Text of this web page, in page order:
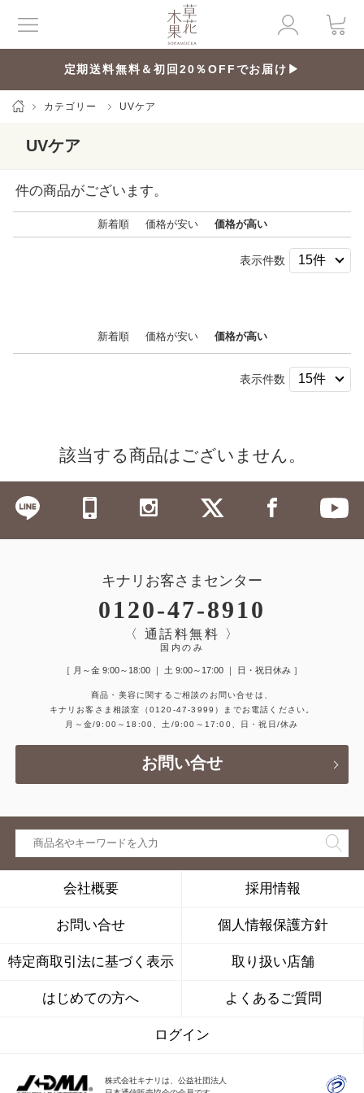
定期送料無料＆初回20％OFFでお届け▶
カテゴリー UVケア
UVケア
件の商品がございます。
新着順 価格が安い 価格が高い
表示件数
新着順 価格が安い 価格が高い
表示件数
該当する商品はございません。
キナリお客さまセンター
0120-47-8910
〈 通話料無料 〉
国内のみ
［ 月～金 9:00～18:00 ｜ 土 9:00～17:00 ｜ 日・祝日休み ］
商品・美容に関するご相談のお問い合せは、
キナリお客さま相談室
（0120-47-3999）
までお電話ください。
月～金/9:00～18:00、土/9:00～17:00、日・祝日/休み
お問い合せ
会社概要 採用情報
お問い合せ 個人情報保護方針
特定商取引法に基づく表示 取り扱い店舗
はじめての方へ よくあるご質問
ログイン
株式会社キナリは、公益社団法人